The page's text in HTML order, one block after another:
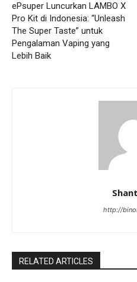
ePsuper Luncurkan LAMBO X
Pro Kit di Indonesia: “Unleash
The Super Taste” untuk
Pengalaman Vaping yang
Lebih Baik
http://
RELATED ARTICLES